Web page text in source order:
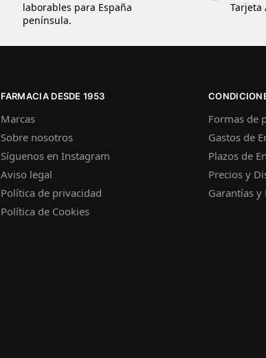
laborables para España
península.
Tarjeta
FARMACIA DESDE 1953
Marcas
Sobre nosotros
Síguenos en Instagram
Aviso legal
Política de privacidad
Política de Cookies
Formas de
Gastos de
Plazos de
Precios y
Garantías